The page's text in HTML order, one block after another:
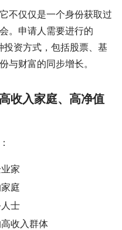
不仅仅是一个身份获取过
。申请人需要进行的
资方式，包括股票、基
与财富的同步增长。
收入家庭、高净值
家
庭
士
收入群体